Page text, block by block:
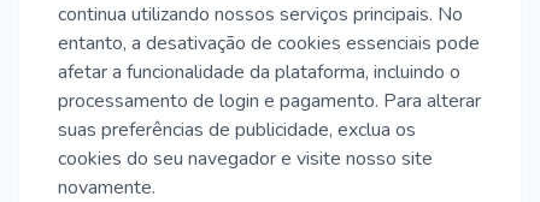
continua utilizando nossos serviços principais. No
entanto, a desativação de cookies essenciais pode
afetar a funcionalidade da plataforma, incluindo o
processamento de login e pagamento. Para alterar
suas preferências de publicidade, exclua os
cookies do seu navegador e visite nosso site
novamente.